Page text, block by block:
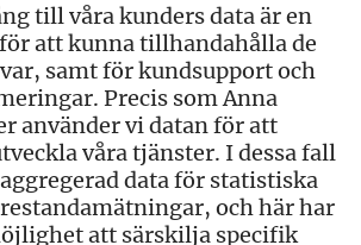
till våra kunders data är en
att kunna tillhandahålla de
samt för kundsupport och
Precis som Anna
använder vi datan för att
våra tjänster. I dessa fall
data för statistiska
och här har
att särskilja specifik